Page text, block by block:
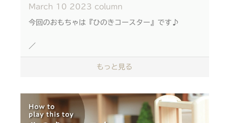
小さな、大きなきっかけ作りを。
=============
March 10 2023 column
今回のおもちゃは『ひのきコースター』です♪
／
こどもとの、
コミュニケーションを生むおもちゃ
『これはなあに？』
『こっちはまえ？うしろ？』
もっと見る